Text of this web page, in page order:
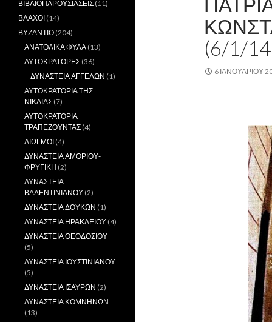
(6/1/
6 ΙΑΝΟΥΑΡΊΟΥ
ΒΙΒΛΙΟΠΑΡΟΥΣΙΑΣΕΙΣ (11)
ΒΛΑΧΟΙ (14)
ΒΥΖΑΝΤΙΟ (204)
ΑΝΑΤΟΛΙΚΑ ΦΥΛΑ (13)
ΑΥΤΟΚΡΑΤΟΡΕΣ (36)
ΔΥΝΑΣΤΕΙΑ ΑΓΓΕΛΩΝ (1)
ΑΥΤΟΚΡΑΤΟΡΙΑ ΤΗΣ
ΝΙΚΑΙΑΣ (7)
ΑΥΤΟΚΡΑΤΟΡΙΑ
ΤΡΑΠΕΖΟΥΝΤΑΣ (4)
ΔΙΩΓΜΟΙ (4)
ΔΥΝΑΣΤΕΙΑ ΑΜΟΡΙΟΥ-
ΦΡΥΓΙΚΗ (2)
ΔΥΝΑΣΤΕΙΑ
ΒΑΛΕΝΤΙΝΙΑΝΟΥ (2)
ΔΥΝΑΣΤΕΙΑ ΔΟΥΚΩΝ (1)
ΔΥΝΑΣΤΕΙΑ ΗΡΑΚΛΕΙΟΥ (4)
ΔΥΝΑΣΤΕΙΑ ΘΕΟΔΟΣΙΟΥ
(5)
ΔΥΝΑΣΤΕΙΑ ΙΟΥΣΤΙΝΙΑΝΟΥ
(5)
ΔΥΝΑΣΤΕΙΑ ΙΣΑΥΡΩΝ (2)
ΔΥΝΑΣΤΕΙΑ ΚΟΜΝΗΝΩΝ
(13)